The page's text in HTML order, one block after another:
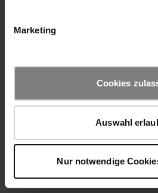
Marketing
Cookies
Auswahl
Nur notwendige